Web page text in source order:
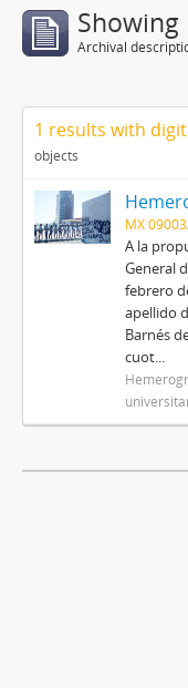
Showing
Archival
1 results with
objects
MX
A la
General
febrero
apellido
Barnés
cuot...